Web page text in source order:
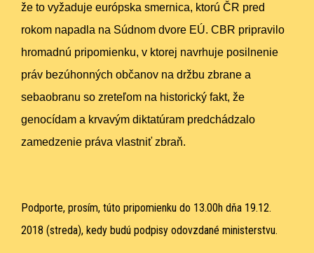
že to vyžaduje európska smernica, ktorú ČR pred
rokom napadla na Súdnom dvore EÚ. CBR pripravilo
hromadnú pripomienku, v ktorej navrhuje posilnenie
práv bezúhonných občanov na držbu zbrane a
sebaobranu so zreteľom na historický fakt, že
genocídam a krvavým diktatúram predchádzalo
zamedzenie práva vlastniť zbraň.
Podporte, prosím, túto pripomienku do 13.00h dňa 19.12.
2018 (streda), kedy budú podpisy odovzdané ministerstvu.